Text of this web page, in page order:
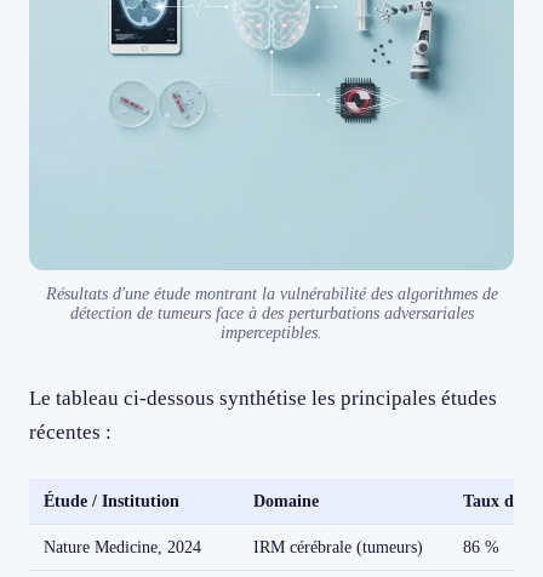
Résultats d'une étude montrant la vulnérabilité des algorithmes de
détection de tumeurs face à des perturbations adversariales
imperceptibles.
Le tableau ci-dessous synthétise les principales études
récentes :
Étude / Institution Domaine Taux de
Nature Medicine, 2024 IRM cérébrale (tumeurs) 86 %